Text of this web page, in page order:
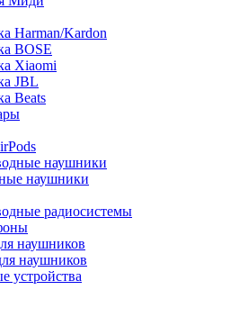
Harman/Kardon
BOSE
Xiaomi
JBL
Beats
наушники
наушники
радиосистемы
наушников
наушников
устройства